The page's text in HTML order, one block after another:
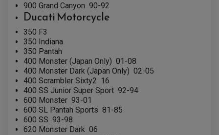
BATTERIE
CHARGEUR BATTERIE
CLIGNOTANT MOTO
CLIGNOTANT TYPE ORIGINE
DÉMARREUR
ECLAIRAGE MOTO
KIT RECONDITIONNEMENT DEMARREUR
POMPE A ESSENCE
REDRESSEUR / REGULATEUR
ENTRETIEN MOTO
ATELIER, PADDOCK, STAND
ANTIPARASITE NGK
BOUGIE NGK
FILTRE A AIR
CHARGEUR DE BATTERIE
REDRESSEUR / RÉGULATEUR
ECLAIRAGE SCOOTER
FREINAGE
DISQUE DE FREIN AVANT
ACCESSOIRE + VISSERIE FREINAGE
DISQUE DE FREIN ARRIERE
PLAQUETTE DE FREIN AVANT
PLAQUETTE DE FREIN ARRIERE
MAÎTRE CYLINDRE
POMPE À EAU BOYESEN
KIT RÉPARATION CARBU
KIT RÉPARATION POMPE A EAU
PIPE D'ADMISSION
RADIATEUR
DURITE RADIATEUR
900 Grand Canyon 90-92
DucatiMotorcycle
350 F3
350 Indiana
350 Pantah
400 Monster (Japan Only) 01-08
400 Monster Dark (Japan Only) 02-05
400 Scrambler Sixty2 16
400 SS Junior Super Sport 92-94
600 Monster 93-01
600 SL Pantah Sports 81-85
600 SS 93-98
620 Monster Dark 06